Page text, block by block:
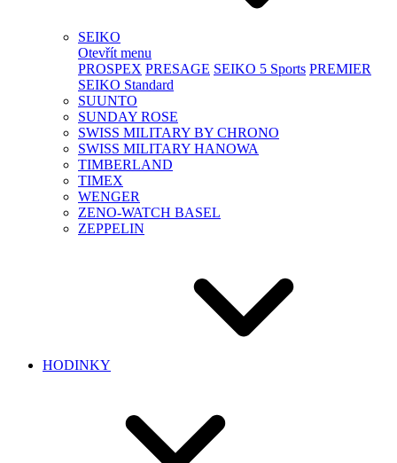
SEIKO
Otevřít menu
PROSPEX PRESAGE SEIKO 5 Sports PREMIER
SEIKO Standard
SUUNTO
SUNDAY ROSE
SWISS MILITARY BY CHRONO
SWISS MILITARY HANOWA
TIMBERLAND
TIMEX
WENGER
ZENO-WATCH BASEL
ZEPPELIN
HODINKY